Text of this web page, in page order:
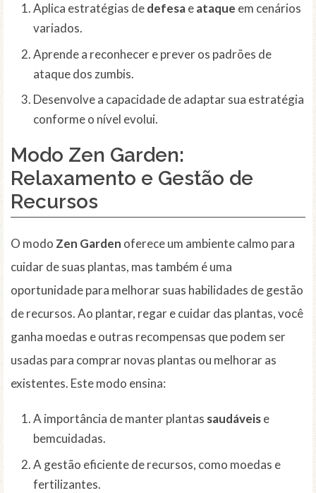
Aplica estratégias dedefesaeataque em cenários
variados.
Aprende a reconhecer e prever os padrões de
ataque dos zumbis.
Desenvolve a capacidade de adaptar sua estratégia
conforme o nível evolui.
Modo Zen Garden:
Relaxamento e Gestão de
Recursos
O modo Zen Garden oferece um ambiente calmo para
cuidar de suas plantas, mas também é uma
oportunidade para melhorar suas habilidades de gestão
de recursos. Ao plantar, regar e cuidar das plantas, você
ganha moedas e outras recompensas que podem ser
usadas para comprar novas plantas ou melhorar as
existentes. Este modo ensina:
A importância de manter plantas saudáveise
bemcuidadas.
A gestão eficiente de recursos, como moedas e
fertilizantes.